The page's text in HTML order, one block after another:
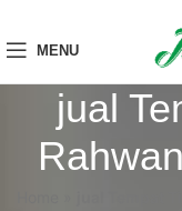
MENU
jual
jual Tempat